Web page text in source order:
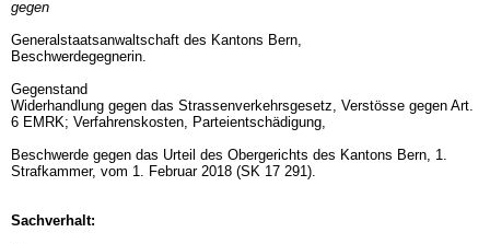
gegen
Generalstaatsanwaltschaft des Kantons Bern,
Beschwerdegegnerin.
Gegenstand
Widerhandlung gegen das Strassenverkehrsgesetz, Verstösse gegen Art.
6 EMRK; Verfahrenskosten, Parteientschädigung,
Beschwerde gegen das Urteil des Obergerichts des Kantons Bern, 1.
Strafkammer, vom 1. Februar 2018 (SK 17 291).
Sachverhalt: